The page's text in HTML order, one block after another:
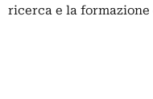
ricerca e la